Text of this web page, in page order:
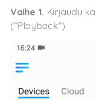
Vaihe 1. Kirjaudu
(”Playback”)